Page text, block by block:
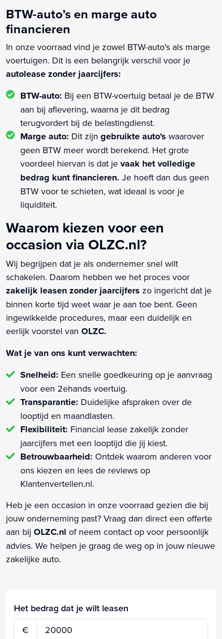
BTW-auto’s en marge auto
financieren
In onze voorraad vind je zowel BTW-auto's als marge
voertuigen. Dit is een belangrijk verschil voor je
autolease zonder jaarcijfers:
BTW-auto: Bij een BTW-voertuig betaal je de BTW
aan bij aflevering, waarna je dit bedrag
terugvordert bij de belastingdienst.
Marge auto: Dit zijn gebruikte auto's waarover
geen BTW meer wordt berekend. Het grote
voordeel hiervan is dat je vaak het volledige
bedrag kunt financieren. Je hoeft dan dus geen
BTW voor te schieten, wat ideaal is voor je
liquiditeit.
Waarom kiezen voor een
occasion via OLZC.nl?
Wij begrijpen dat je als ondernemer snel wilt
schakelen. Daarom hebben we het proces voor
zakelijk leasen zonder jaarcijfers zo ingericht dat je
binnen korte tijd weet waar je aan toe bent. Geen
ingewikkelde procedures, maar een duidelijk en
eerlijk voorstel van OLZC.
Wat je van ons kunt verwachten:
Snelheid: Een snelle goedkeuring op je aanvraag
voor een 2ehands voertuig.
Transparantie: Duidelijke afspraken over de
looptijd en maandlasten.
Flexibiliteit: Financial lease zakelijk zonder
jaarcijfers met een looptijd die jij kiest.
Betrouwbaarheid: Ontdek waarom anderen voor
ons kiezen en lees de reviews op
Klantenvertellen.nl.
Heb je een occasion in onze voorraad gezien die bij
jouw onderneming past? Vraag dan direct een offerte
aan bij OLZC.nl of neem contact op voor persoonlijk
advies. We helpen je graag de weg op in jouw nieuwe
zakelijke auto.
Het bedrag dat je wilt leasen
€